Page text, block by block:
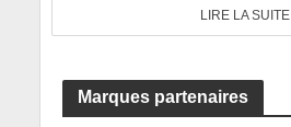
LIRE LA SUITE
Marques partenaires